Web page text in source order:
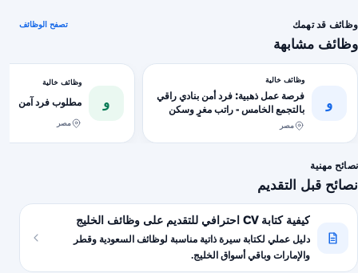
وظائف قد تهمك
وظائف مشابهة
تصفح الوظائف
و
وظائف خالية
فرصة عمل ذهبية: فرد أمن بنادي راقي
بالتجمع الخامس - راتب مغرٍ وسكن
متوفر!
مصر
و
وظائف خالية
مطلوب فرد آمن
مصر
نصائح مهنية
نصائح قبل التقديم
كيفية كتابة CV احترافي للتقديم على وظائف الخليج
دليل عملي لكتابة سيرة ذاتية مناسبة لوظائف السعودية وقطر
والإمارات وباقي أسواق الخليج.